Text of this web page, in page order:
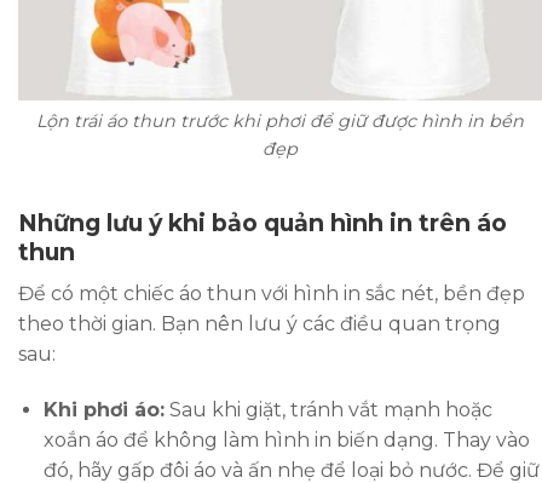
Lộn trái áo thun trước khi phơi để giữ được hình in bền
đẹp
Những lưu ý khi bảo quản hình in trên áo
thun
Để có một chiếc áo thun với hình in sắc nét, bền đẹp
theo thời gian. Bạn nên lưu ý các điều quan trọng
sau:
Khi phơi áo:Sau khi giặt, tránh vắt mạnh hoặc
xoắn áo để không làm hình in biến dạng. Thay vào
đó, hãy gấp đôi áo và ấn nhẹ để loại bỏ nước. Để giữ